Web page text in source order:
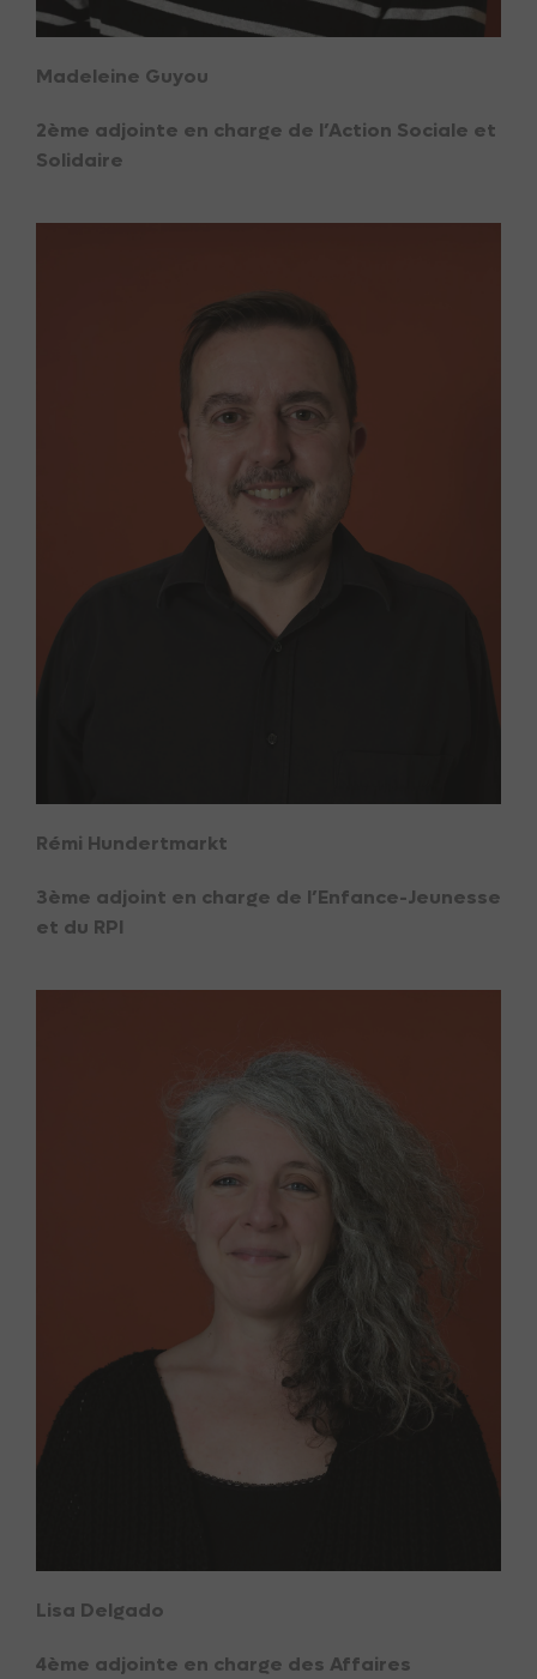
Madeleine Guyou
2ème adjointe en charge de l’Action Sociale et
Solidaire
Rémi Hundertmarkt
3ème adjoint en charge de l’Enfance-Jeunesse
et du RPI
Lisa Delgado
4ème adjointe en charge des Affaires